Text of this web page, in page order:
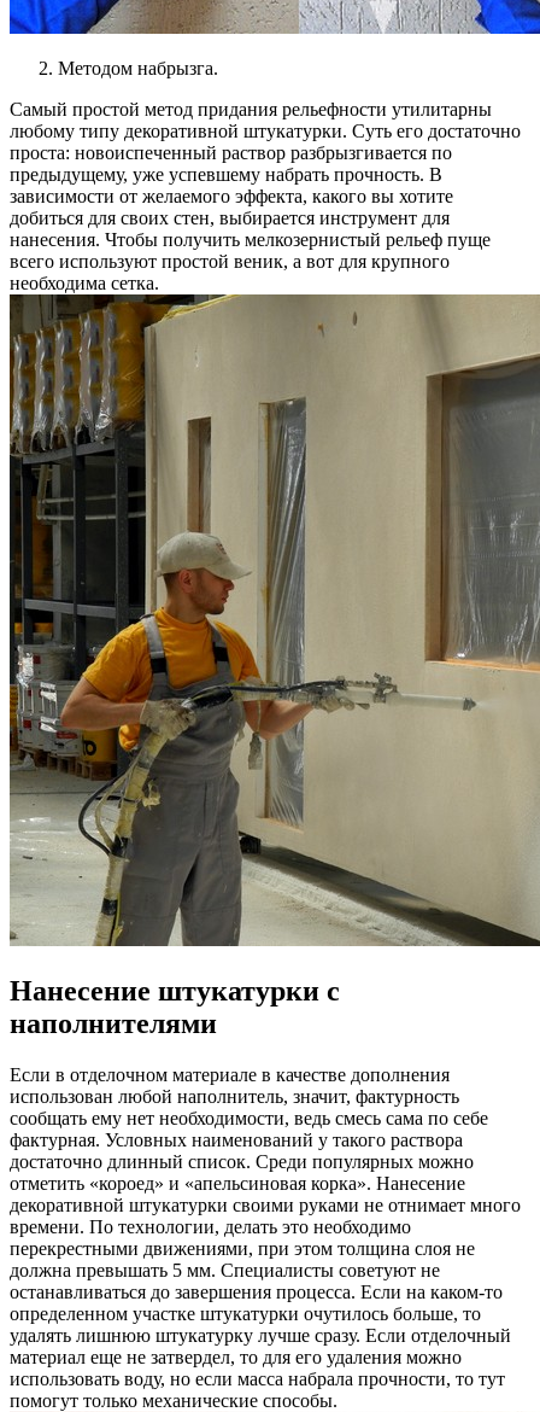
Методом набрызга.
Самый простой метод придания рельефности утилитарны
любому типу декоративной штукатурки. Суть его достаточно
проста: новоиспеченный раствор разбрызгивается по
предыдущему, уже успевшему набрать прочность. В
зависимости от желаемого эффекта, какого вы хотите
добиться для своих стен, выбирается инструмент для
нанесения. Чтобы получить мелкозернистый рельеф пуще
всего используют простой веник, а вот для крупного
необходима сетка.
Нанесение штукатурки с
наполнителями
Если в отделочном материале в качестве дополнения
использован любой наполнитель, значит, фактурность
сообщать ему нет необходимости, ведь смесь сама по себе
фактурная. Условных наименований у такого раствора
достаточно длинный список. Среди популярных можно
отметить «короед» и «апельсиновая корка». Нанесение
декоративной штукатурки своими руками не отнимает много
времени. По технологии, делать это необходимо
перекрестными движениями, при этом толщина слоя не
должна превышать 5 мм. Специалисты советуют не
останавливаться до завершения процесса. Если на каком-то
определенном участке штукатурки очутилось больше, то
удалять лишнюю штукатурку лучше сразу. Если отделочный
материал еще не затвердел, то для его удаления можно
использовать воду, но если масса набрала прочности, то тут
помогут только механические способы.